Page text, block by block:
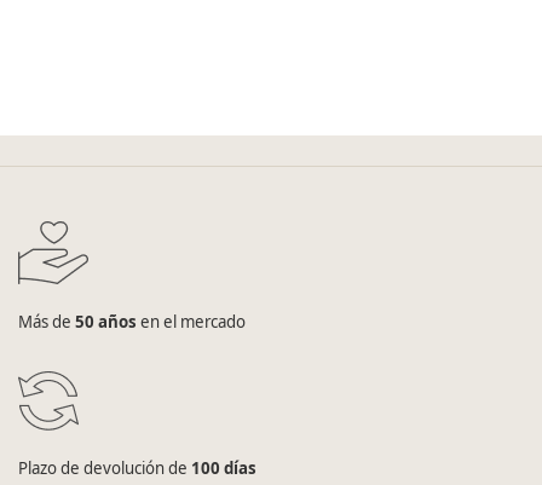
Más de 50 años en el mercado
Plazo de devolución de 100 días